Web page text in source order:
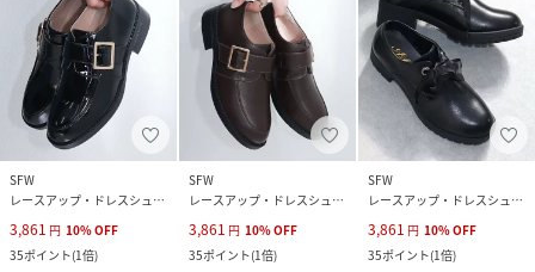
SFW
レースアップ・ドレスシューズ
3,861 円 10%OFF
35ポイント(1倍)
SFW
レースアップ・ドレスシューズ
3,861 円 10%OFF
35ポイント(1倍)
SFW
レースアップ・ドレスシューズ
3,861 円 10%OFF
35ポイント(1倍)